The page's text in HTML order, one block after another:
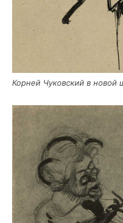
Кор­ней Чуков­ский в новой